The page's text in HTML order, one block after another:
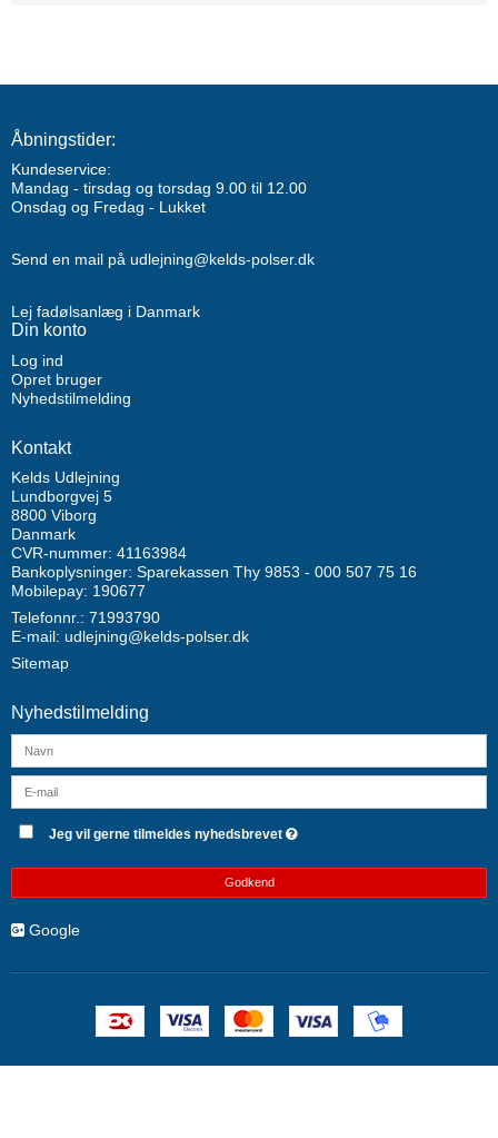
Åbningstider:
Kundeservice:
Mandag - tirsdag og torsdag 9.00 til 12.00
Onsdag og Fredag - Lukket
Send en mail på udlejning@kelds-polser.dk
Lej fadølsanlæg i Danmark
Din konto
Log ind
Opret bruger
Nyhedstilmelding
Kontakt
Kelds Udlejning
Lundborgvej 5
8800 Viborg
Danmark
CVR-nummer: 41163984
Bankoplysninger: Sparekassen Thy 9853 - 000 507 75 16
Mobilepay: 190677
Telefonnr.: 71993790
E-mail: udlejning@kelds-polser.dk
Sitemap
Nyhedstilmelding
Jeg vil gerne tilmeldes nyhedsbrevet
Godkend
Google